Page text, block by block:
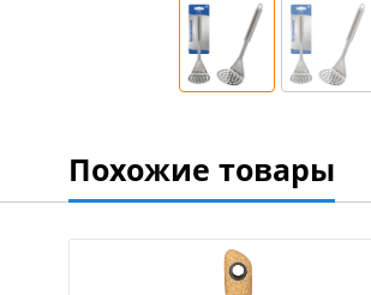
Похожие товары